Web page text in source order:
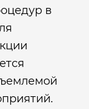
в